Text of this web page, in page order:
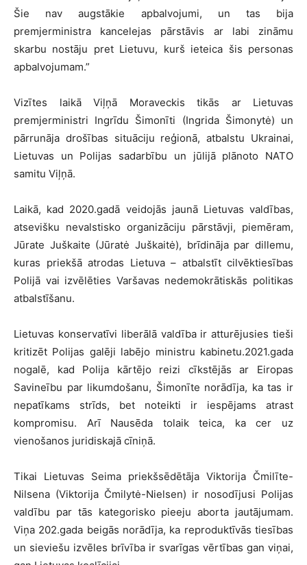
Šie nav augstākie apbalvojumi, un tas bija
premjerministra kancelejas pārstāvis ar labi zināmu
skarbu nostāju pret Lietuvu, kurš ieteica šis personas
apbalvojumam.”
Vizītes laikā Viļņā Moraveckis tikās ar Lietuvas
premjerministri Ingrīdu Šimonīti (Ingrida Šimonytė) un
pārrunāja drošības situāciju reģionā, atbalstu Ukrainai,
Lietuvas un Polijas sadarbību un jūlijā plānoto NATO
samitu Viļņā.
Laikā, kad 2020.gadā veidojās jaunā Lietuvas valdības,
atsevišku nevalstisko organizāciju pārstāvji, piemēram,
Jūrate Juškaite (Jūratė Juškaitė), brīdināja par dillemu,
kuras priekšā atrodas Lietuva – atbalstīt cilvēktiesības
Polijā vai izvēlēties Varšavas nedemokrātiskās politikas
atbalstīšanu.
Lietuvas konservatīvi liberālā valdība ir atturējusies tieši
kritizēt Polijas galēji labējo ministru kabinetu.2021.gada
nogalē, kad Polija kārtējo reizi cīkstējās ar Eiropas
Savineību par likumdošanu, Šimonīte norādīja, ka tas ir
nepatīkams strīds, bet noteikti ir iespējams atrast
kompromisu. Arī Nausēda tolaik teica, ka cer uz
vienošanos juridiskajā cīniņā.
Tikai Lietuvas Seima priekšsēdētāja Viktorija Čmilīte-
Nilsena (Viktorija Čmilytė-Nielsen) ir nosodījusi Polijas
valdību par tās kategorisko pieeju aborta jautājumam.
Viņa 202.gada beigās norādīja, ka reproduktīvās tiesības
un sieviešu izvēles brīvība ir svarīgas vērtības gan viņai,